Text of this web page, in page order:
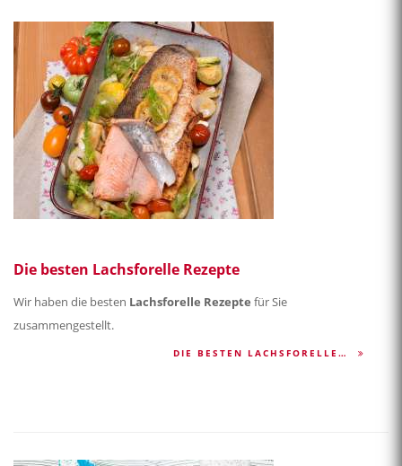
Die besten Lachsforelle Rezepte
Wir haben die besten Lachsforelle Rezepte für Sie
zusammengestellt.
DIE BESTEN LACHSFORELLE…